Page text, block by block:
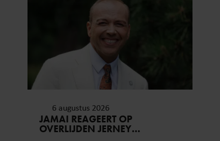
6 augustus 2026
JAMAI REAGEERT OP
OVERLIJDEN JERNEY